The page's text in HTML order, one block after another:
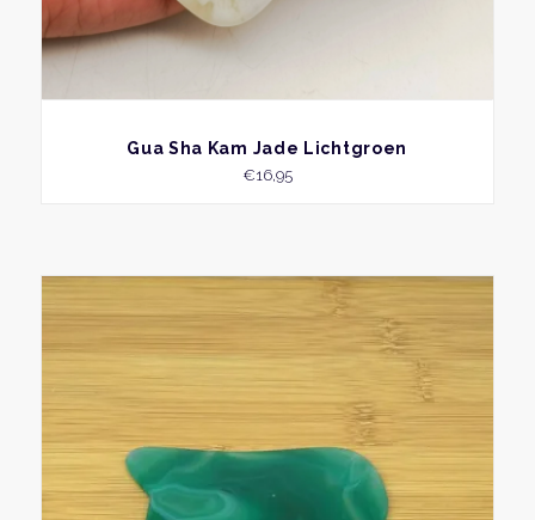
BEKIJK
Gua Sha Kam Jade Lichtgroen
€16,95